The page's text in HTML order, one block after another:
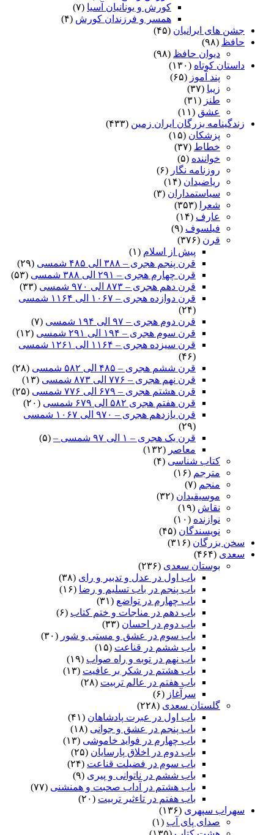
کورش و یونانیان آسیا (۷)
همسر و فرزندان کورش (۴)
جشن های ایرانیان (۴۵)
حافظ (۹۸)
دیوان حافظ (۹۸)
داستان کوتاه (۱۳۰)
پند آموز (۶۵)
زیبا (۳۷)
طنز (۳۱)
عشق (۱۱)
زندگینامه بزرگان ایران زمین (۴۳۳)
پزشکان (۱۵)
خطاط (۳۷)
خواننده (۵)
روزنامه نگار (۶)
ریاضیدان (۱۴)
سیاستمداران (۳)
شعرا
(۳۵۳)
عارف (۱۴)
فیلسوف (۹)
قرن (۳۷۶)
پیش از اسلام (۱)
قرن پنجم هجری – ۳۸۸ الی ۴۸۵ شمسی
(۲۹)
قرن چهارم هجری – ۲۹۱ الی ۳۸۸ شمسی
(۵۳)
قرن دهم هجری – ۸۷۳ الی ۹۷۰ شمسی
(۳۳)
قرن دوازده هجری – ۱۰۶۷ الی ۱۱۶۴ شمسی
(۲۴)
قرن دوم هجری – ۹۷ الی ۱۹۴ شمسی
(۷)
قرن سوم هجری – ۱۹۴ الی ۲۹۱ شمسی
(۱۲)
قرن سیزده هجری – ۱۱۶۴ الی ۱۲۶۱ شمسی
(۴۶)
قرن ششم هجری – ۴۸۵ الی ۵۸۲ شمسی
(۲۸)
قرن نهم هجری – ۷۷۶ الی ۸۷۳ شمسی
(۱۳)
قرن هشتم هجری – ۶۷۹ الی ۷۷۶ شمسی
(۲۵)
قرن هفتم هجری ۵۸۲ الی ۶۷۹ شمسی
(۲۰)
قرن یازدهم هجری – ۹۷۰ الی ۱۰۶۷ شمسی
(۲۹)
قرن یک هجری – ۱ الی ۹۷ شمسی –
(۵)
معاصر (۱۳۲)
کتاب شناسی (۴)
مترجم (۱۶)
منجم (۷)
موسیقیدان (۳۲)
نقاش (۱۹)
نوازنده (۱۰)
نویسندگان (۴۵)
سخن بزرگان (۳۱۶)
سعدی (۴۶۴)
بوستان سعدی (۲۳۶)
باب اول در عدل و تدبیر و رای (۳۸)
باب پنجم در باب تسلیم و رضا (۱۶)
باب چهارم در تواضع (۳۱)
باب دهم در مناجات و ختم کتاب (۶)
باب دوم در احسان (۳۳)
باب سوم در عشق و مستی و شور (۳۰)
باب ششم در قناعت (۱۵)
باب نهم در توبه و راه صواب (۱۹)
باب هشتم در شکر بر عافیت (۱۳)
باب هفتم در عالم تربیت (۲۸)
سرآغاز (۶)
گلستان سعدی (۲۲۸)
باب اول در عبرت پادشاهان (۴۱)
باب پنجم در عشق و جوانى (۱۸)
باب چهارم در فواید خاموشى (۱۳)
باب دوم در اخلاق پارسایان (۲۵)
باب سوم در فضیلت قناعت (۲۴)
باب ششم در ناتوانى و پیرى (۹)
باب هشتم در آداب صحبت و همنشنى (۷۷)
باب هفتم در تاءثیر تربیت (۲۰)
سهراب سپهری (۱۳۶)
صدای پای آب (۱)